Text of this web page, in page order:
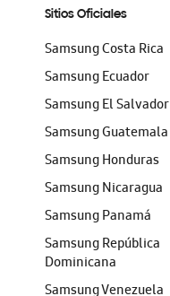
Sitios Oficiales
Samsung Costa Rica
Samsung Ecuador
Samsung El Salvador
Samsung Guatemala
Samsung Honduras
Samsung Nicaragua
Samsung Panamá
Samsung República
Dominicana
Samsung Venezuela